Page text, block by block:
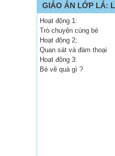
GIÁO ÁN LỚP LÁ:
Hoạt động 1:
Trò chuyện cùng bé
Hoạt động 2;
Quan sát và đàm thoại
Hoạt động 3:
Bé vẽ quà gì ?